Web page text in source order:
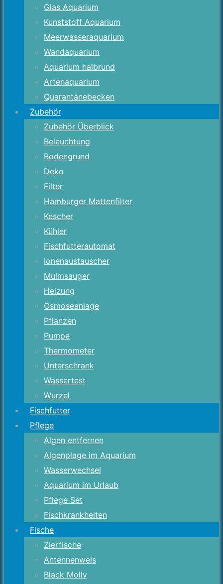
Glas Aquarium
Kunststoff Aquarium
Meerwasseraquarium
Wandaquarium
Aquarium halbrund
Artenaquarium
Quarantänebecken
Zubehör
Zubehör Überblick
Beleuchtung
Bodengrund
Deko
Filter
Hamburger Mattenfilter
Kescher
Kühler
Fischfutterautomat
Ionenaustauscher
Mulmsauger
Heizung
Osmoseanlage
Pflanzen
Pumpe
Thermometer
Unterschrank
Wassertest
Wurzel
Fischfutter
Pflege
Algen entfernen
Algenplage im Aquarium
Wasserwechsel
Aquarium im Urlaub
Pflege Set
Fischkrankheiten
Fische
Zierfische
Antennenwels
Black Molly